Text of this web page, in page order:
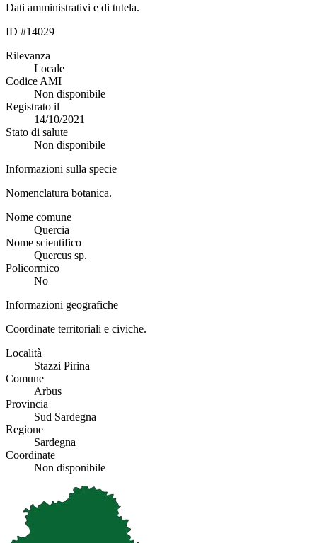
Dati amministrativi e di tutela.
ID #14029
Rilevanza
Locale
Codice AMI
Non disponibile
Registrato il
14/10/2021
Stato di salute
Non disponibile
Informazioni sulla specie
Nomenclatura botanica.
Nome comune
Quercia
Nome scientifico
Quercus sp.
Policormico
No
Informazioni geografiche
Coordinate territoriali e civiche.
Località
Stazzi Pirina
Comune
Arbus
Provincia
Sud Sardegna
Regione
Sardegna
Coordinate
Non disponibile